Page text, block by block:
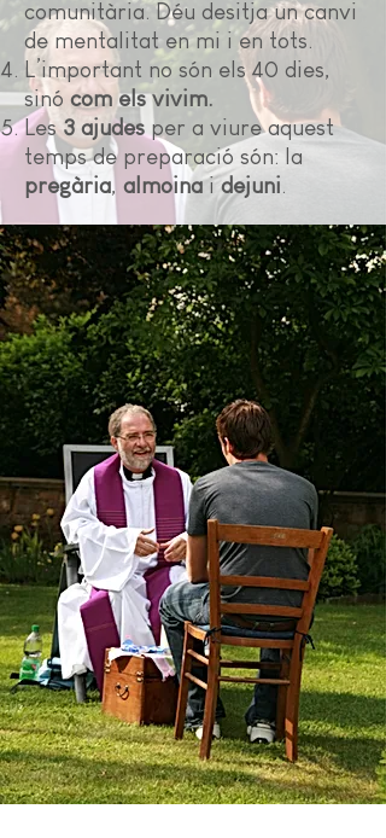
comunitària. Déu desitja un canvi
de mentalitat en mi i en tots.
L’important no són els 40 dies,
sinó com els vivim.
Les3 ajudes per a viure aquest
temps de preparació són: la
pregària, almoinaidejuni.